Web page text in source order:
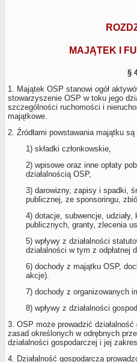
MAJĄTEK I
§
1. Majątek OSP stanowi ogół
stowarzyszenie OSP w toku jego
szczególności ruchomości i
majątkowe.
2. Źródłami powstawania majątku
1) składki członkowskie,
2) wpisowe oraz inne opłaty
działalnością OSP,
3) darowizny, zapisy i spadki,
publicznej, ze sponsoringu,
4) dotacje, subwencje,
publicznych, granty, zlecenia
5) wpływy z działalności
działalności w tym z odpłatnej
6) dochody z majątku OSP,
akcje).
7) dochody z organizowanych
8) wpływy z działalności
3. OSP może prowadzić działalność
zasad określonych w odrębnych
działalności gospodarczej i jej
4. Działalność gospodarcza